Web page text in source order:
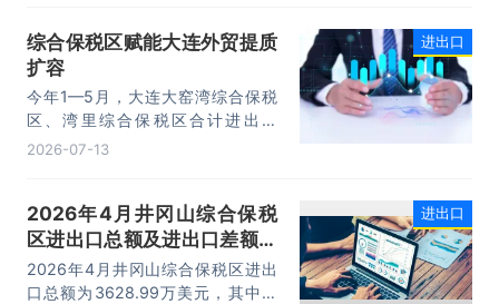
14.73万亿元，增长13.4%，进口
10.74万亿元，增长22.1%。
综合保税区赋能大连外贸提质
扩容
今年1—5月，大连大窑湾综合保税
区、湾里综合保税区合计进出口
332.22亿元，同比增长21%，占大
台。
2026-07-13
进出口
2026年4月井冈山综合保税
区进出口总额及进出口差额统
计分析
2026年4月井冈山综合保税区进出
口总额为3628.99万美元，其中：
进出口